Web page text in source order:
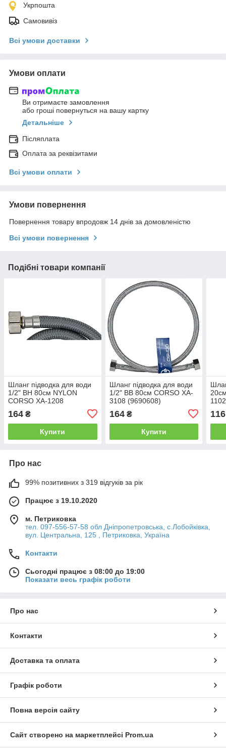
Укрпошта
Самовивіз
Всі умови доставки
Умови оплати
Ви отримаєте замовлення
або гроші повернуться на вашу картку
Детальніше
Післяплата
Оплата за реквізитами
Всі умови оплати
Умови повернення
Повернення товару впродовж 14 днів за домовленістю
Всі умови повернення
Подібні товари компанії
Шланг підводка для води
1/2" ВН 80см NYLON
CORSO XA-1208
164 ₴
Купити
Шланг підводка для води
1/2" ВВ 80см CORSO XA-
3108 (9690608)
164₴
Купити
116
Про нас
99% позитивних з 319 відгуків за рік
Працює з 19.10.2020
м. Петриковка
тел. 097-556-57-58 обл Дніпропетровська, с.Лобойківка,
вул. Центральна, 125 , Петриковка, Україна
Контакти
Сьогодні працює з 08:00 до 19:00
Показати весь графік роботи
Про нас
Контакти
Доставка та оплата
Графік роботи
Повна версія сайту
Сайт створено на маркетплейсі Prom.ua